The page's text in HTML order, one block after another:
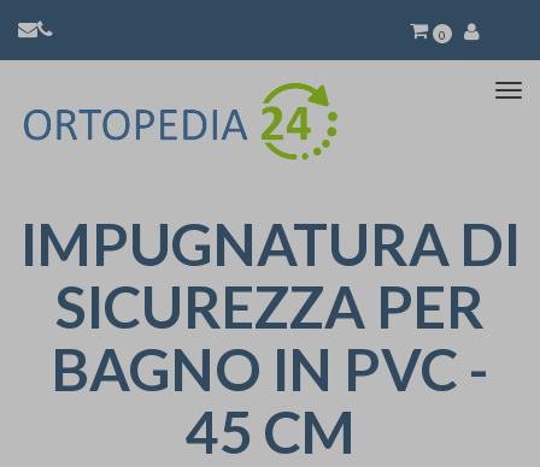
0
IMPUGNATURA DI
SICUREZZA PER
BAGNO IN PVC -
45 CM